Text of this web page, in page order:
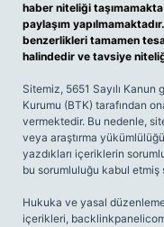
haber niteliği
paylaşım
benzerlikleri tamamen
halindedir ve tavsiye
Sitemiz, 5651 Sayılı
Kurumu (BTK) tarafından
vermektedir. Bu nedenle,
veya araştırma
yazdıkları içeriklerin
bu sorumluluğu kabul etmiş
Hukuka ve yasal
içerikleri,